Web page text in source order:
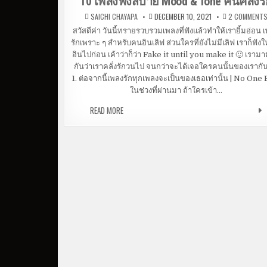
SAICHI CHAYAPA DECEMBER 10, 2021 2 COMMENTSO
N
สวัสดีค่า วันนี้ทรายรวบรวมเพลงที่ฟังแล้วทำให้เรายิ้มอ่อน
รักเพราะ ๆ สำหรับคนอินเลิฟ ส่วนใครที่ยังไม่มีเลิฟ เราก็ฟัง
อินไปก่อน เค้าว่าก็ว่า Fake it until you make it 🙂 เราม
กันว่าเราคลั่งรักวนไป จนกว่าจะได้เจอใครคนนั้นของเรากั
1. ต่อจากนี้เพลงรักทุกเพลงจะเป็นของเธอเท่านั้น | No One
ในช่วงที่ผ่านมา ถ้าใครเข้า…
READ MORE10 เพลงฟังสบาย MOOD & TONE คนคลั่งรัก